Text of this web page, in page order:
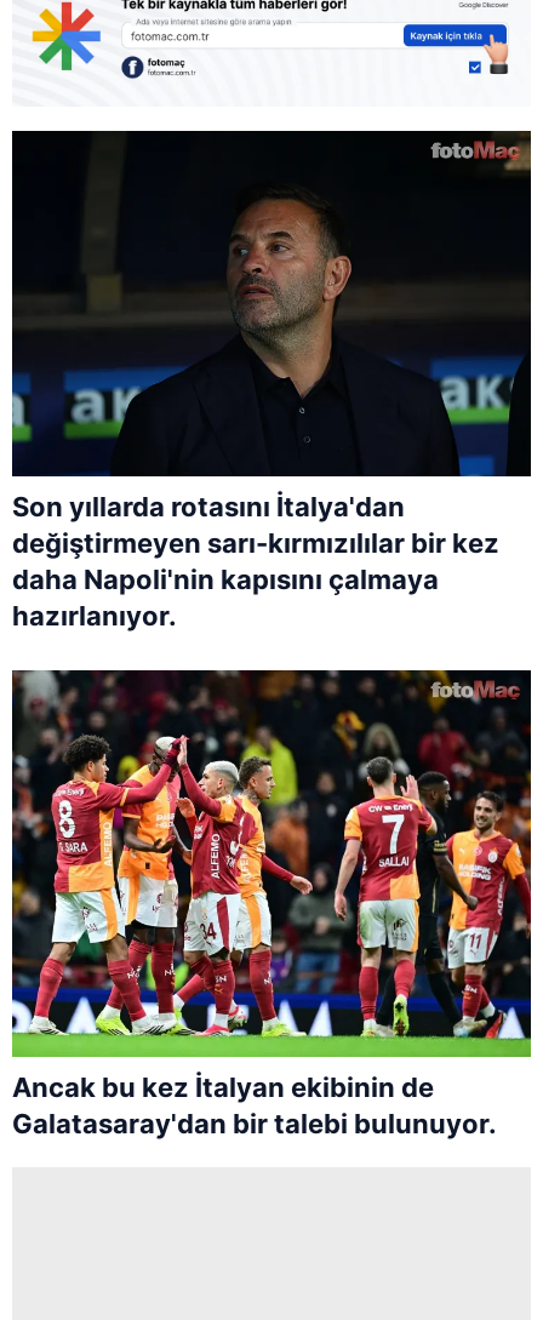
Son yıllarda rotasını İtalya'dan
değiştirmeyen sarı-kırmızılılar bir kez
daha Napoli'nin kapısını çalmaya
hazırlanıyor.
Ancak bu kez İtalyan ekibinin de
Galatasaray'dan bir talebi bulunuyor.